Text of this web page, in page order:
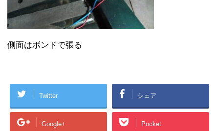
側面はボンドで張る
Twitter シェア
Google+ Pocket